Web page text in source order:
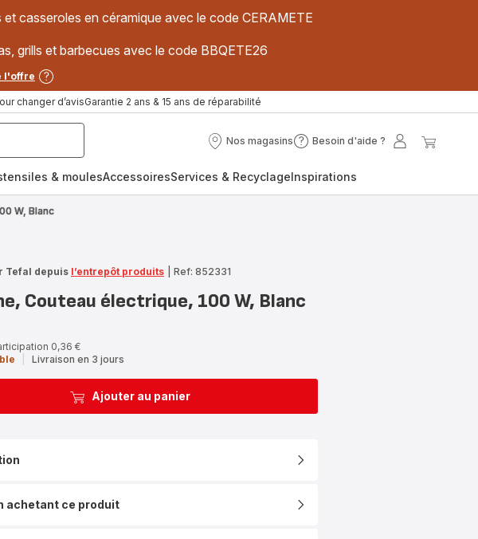
casseroles en céramique avec le code CERAMETE
grills et barbecues avec le code BBQETE26
l'offre
changer d’avisGarantie 2 ans & 15 ans de réparabilité
Nos magasins
Nos
Besoin d'aide ?
Besoin
?
Mon
& moulesAccessoiresServices & RecyclageInspirations
W, Blanc
Tefal depuis l’entrepôt produits Ref: 852331
Couteau électrique, 100 W, Blanc
0,36 €
Livraison en 3 jours
Ajouter au panier
achetant ce produit